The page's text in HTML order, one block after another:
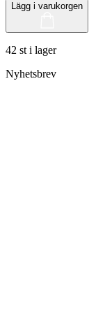
Lägg i varukorgen
42 st i lager
Nyhetsbrev